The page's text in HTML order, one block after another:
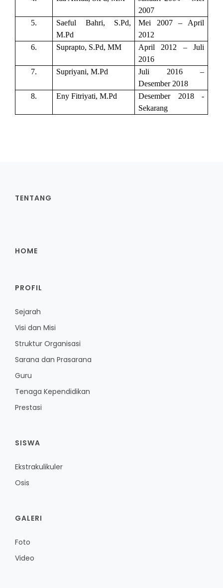
2007
5.
Saeful Bahri, S.Pd,
M.Pd
Mei 2007 – April
2012
6.
Suprapto, S.Pd, MM
April 2012 – Juli
2016
7.
Supriyani, M.Pd
Juli 2016 –
Desember 2018
8.
Eny Fitriyati, M.Pd
Desember 2018 -
Sekarang
TENTANG
HOME
PROFIL
Sejarah
Visi dan Misi
Struktur Organisasi
Sarana dan Prasarana
Guru
Tenaga Kependidikan
Prestasi
SISWA
Ekstrakulikuler
Osis
GALERI
Foto
Video